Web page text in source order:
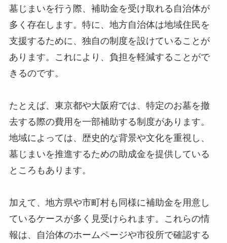
墓じまいを行う際、補助金を受け取れる自治体が
多く存在します。特に、地方自治体は地域住民を
支援するために、独自の制度を設けていることが
あります。これにより、負担を軽減することがで
きるのです。
たとえば、東京都や大阪府では、特定のお墓を撤
去する際の費用を一部補助する制度があります。
地域によっては、歴史的な背景や文化を重視し、
墓じまいを推進するための助成金を提供している
ところもあります。
加えて、地方県や市町村も同様に補助金を用意し
ているケースが多く見受けられます。これらの情
報は、自治体のホームページや市役所で確認する